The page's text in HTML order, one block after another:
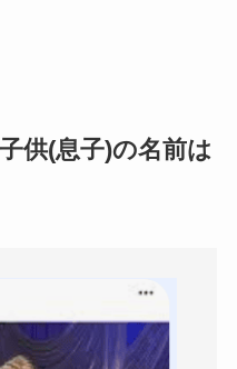
供(息子)の名前は